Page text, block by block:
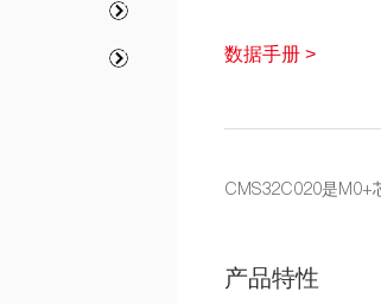
数据手册 >
CMS32C020是M0+
产品特性